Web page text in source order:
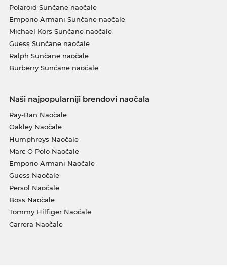
Polaroid Sunčane naočale
Emporio Armani Sunčane naočale
Michael Kors Sunčane naočale
Guess Sunčane naočale
Ralph Sunčane naočale
Burberry Sunčane naočale
Naši najpopularniji brendovi naočala
Ray-Ban Naočale
Oakley Naočale
Humphreys Naočale
Marc O Polo Naočale
Emporio Armani Naočale
Guess Naočale
Persol Naočale
Boss Naočale
Tommy Hilfiger Naočale
Carrera Naočale